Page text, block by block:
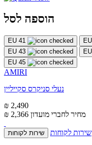
הוספה לסל
EU 41
EU 43
EU 45
AMIRI
נעלי סניקרס סקייליין
₪ 2,490
₪ 2,366 מחיר לחברי מועדון
שירות לקוחות שירות לקוחות